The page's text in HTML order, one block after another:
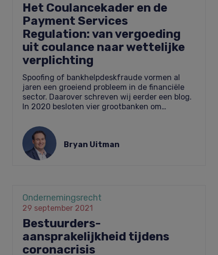
Het Coulancekader en de
Payment Services
Regulation: van vergoeding
uit coulance naar wettelijke
verplichting
Spoofing of bankhelpdeskfraude vormen al
jaren een groeiend probleem in de financiële
sector. Daarover schreven wij eerder een blog.
In 2020 besloten vier grootbanken om…
Bryan Uitman
Ondernemings­recht
29 september 2021
Bestuurders­
aansprakelijkheid tijdens
coronacrisis